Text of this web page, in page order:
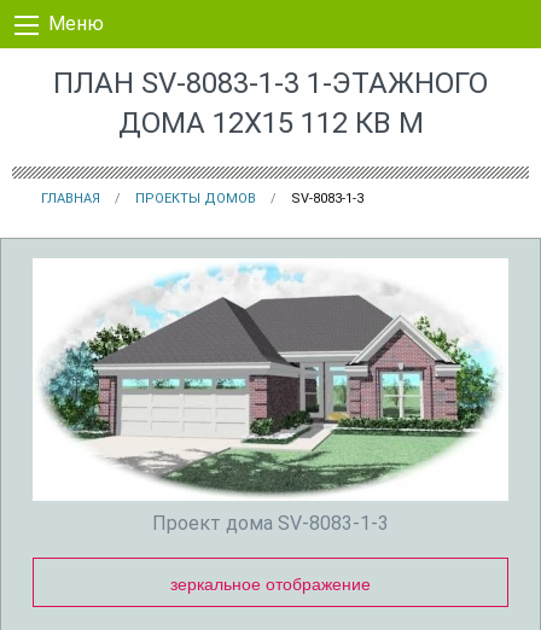
Перейти к контенту
Меню
ПЛАН SV-8083-1-3 1-ЭТАЖНОГО
ДОМА 12X15 112 КВ М
ГЛАВНАЯ ПРОЕКТЫ ДОМОВ SV-8083-1-3
Проект дома SV-8083-1-3
зеркальное отображение